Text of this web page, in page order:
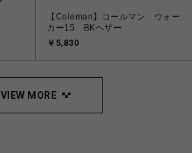
【Coleman】コールマン ウォー
カー15 BKヘザー
￥5,830
VIEW MORE